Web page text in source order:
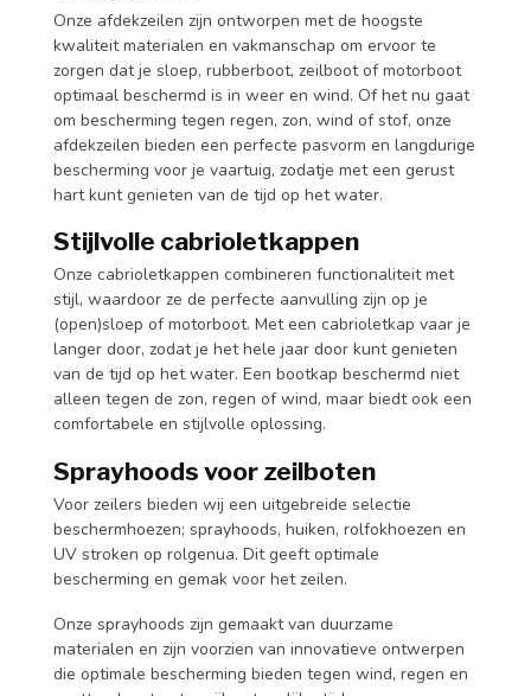
Onze afdekzeilen zijn ontworpen met de hoogste
kwaliteit materialen en vakmanschap om ervoor te
zorgen dat je sloep, rubberboot, zeilboot of motorboot
optimaal beschermd is in weer en wind. Of het nu gaat
om bescherming tegen regen, zon, wind of stof, onze
afdekzeilen bieden een perfecte pasvorm en langdurige
bescherming voor je vaartuig, zodatje met een gerust
hart kunt genieten van de tijd op het water.
Stijlvolle cabrioletkappen
Onze cabrioletkappen combineren functionaliteit met
stijl, waardoor ze de perfecte aanvulling zijn op je
(open)sloep of motorboot. Met een cabrioletkap vaar je
langer door, zodat je het hele jaar door kunt genieten
van de tijd op het water. Een bootkap beschermd niet
alleen tegen de zon, regen of wind, maar biedt ook een
comfortabele en stijlvolle oplossing.
Sprayhoods voor zeilboten
Voor zeilers bieden wij een uitgebreide selectie
beschermhoezen; sprayhoods, huiken, rolfokhoezen en
UV stroken op rolgenua. Dit geeft optimale
bescherming en gemak voor het zeilen.
Onze sprayhoods zijn gemaakt van duurzame
materialen en zijn voorzien van innovatieve ontwerpen
die optimale bescherming bieden tegen wind, regen en